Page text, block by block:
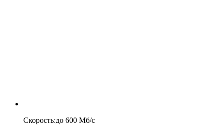
Скорость:до 600 Мб/c